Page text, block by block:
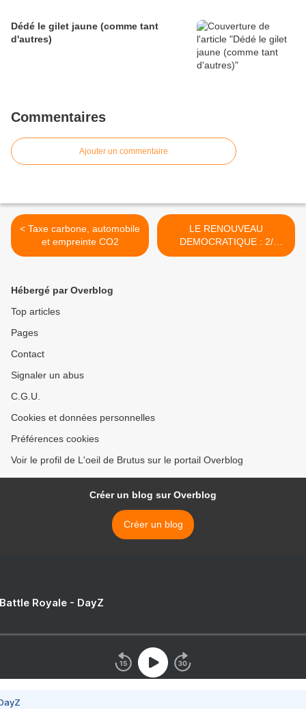
Dédé le gilet jaune (comme tant
d'autres)
Commentaires
Ajouter un commentaire
< Taxe carbone, automobile
et empreinte CO2
LE RENOUVEAU
DEMOCRATIQUE : 2/
Remettre en cause le
Hébergé par Overblog
Top articles
Pages
Contact
Signaler un abus
C.G.U.
Cookies et données personnelles
Préférences cookies
Voir le profil de L'oeil de Brutus sur le portail Overblog
Créer un blog sur Overblog
Créer un blog
Royale - DayZ